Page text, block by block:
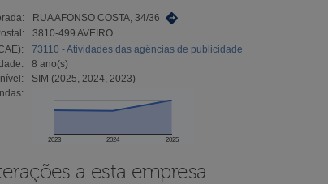
RUA AFONSO COSTA, 34/36
3810-499 AVEIRO
73110 - Atividades das agências de publicidade
8 ano(s)
SIM (2025, 2024, 2023)
2023 2024 2025
a esta empresa